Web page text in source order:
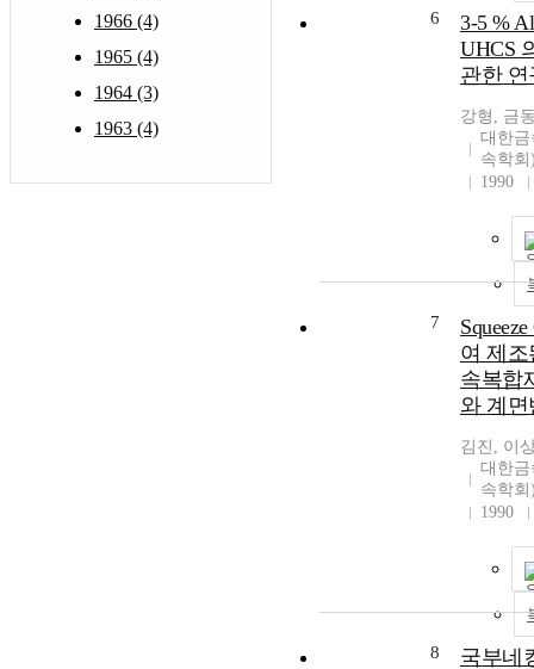
1966 (4)
1965 (4)
1964 (3)
1963 (4)
6
3-5 %
UHCS
관한 연
강형, 금
대한
속학회
1990
7
여 제조
속복합
와 계면
김진, 이
대한
속학회
1990
8 국부네